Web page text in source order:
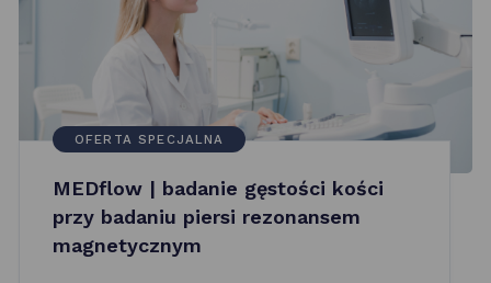
OFERTA SPECJALNA
MEDflow | badanie gęstości kości
przy badaniu piersi rezonansem
magnetycznym